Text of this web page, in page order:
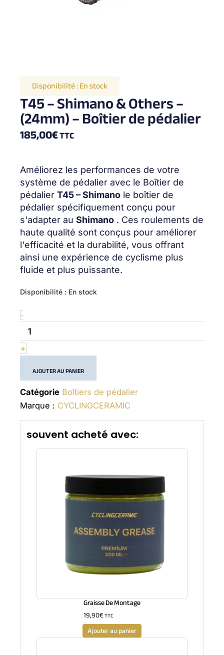
Disponibilité :En stock
T45 – Shimano & Others –
(24mm) – Boîtier de pédalier
185,00€TTC
Améliorez les performances de votre
système de pédalier avec le Boîtier de
pédalier T45 – Shimano le boîtier de
pédalier spécifiquement conçu pour
s'adapter au Shimano . Ces roulements de
haute qualité sont conçus pour améliorer
l'efficacité et la durabilité, vous offrant
ainsi une expérience de cyclisme plus
fluide et plus puissante.
Disponibilité : En stock
-
quantité
T45
-
Shimano
&
Others
(24mm)
-
Bottom
+
AJOUTER AU PANIER
Catégorie Boîtiers de pédalier
Marque : CYCLINGCERAMIC
souvent acheté avec:
Graisse De Montage
19,90€TTC
Ajouter au panier